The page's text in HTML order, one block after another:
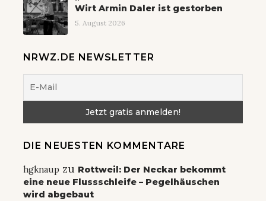
Wirt Armin Daler ist gestorben
5. August 2026
NRWZ.DE NEWSLETTER
DIE NEUESTEN KOMMENTARE
hgknaup zu Rottweil: Der Neckar bekommt
eine neue Flussschleife – Pegelhäuschen
wird abgebaut